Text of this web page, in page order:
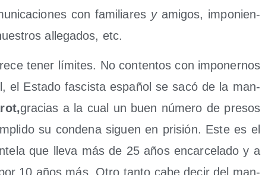
con fami­lia­res y ami­gos, impo­nien­
alle­ga­dos, etc.
tener lími­tes. No con­ten­tos con impo­ner­nos
el Esta­do fas­cis­ta espa­ñol se sacó de la man­
gra­cias a la cual un buen núme­ro de pre­sos
su con­de­na siguen en pri­sión. Este es el
que lle­va más de 25 años encar­ce­la­do y a
10 años más. Otro tan­to cabe decir del man­